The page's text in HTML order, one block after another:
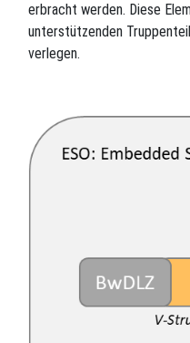
erbracht werden. Diese
unterstützenden
verlegen.